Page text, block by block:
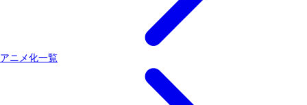
アニメ化一覧